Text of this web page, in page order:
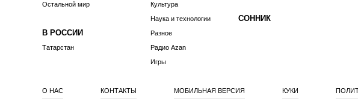
Остальной мир
В РОССИИ
Татарстан
Культура
Наука и технологии
Разное
Радио Azan
Игры
СОННИК
О НАС КОНТАКТЫ МОБИЛЬНАЯ ВЕРСИЯ КУКИ